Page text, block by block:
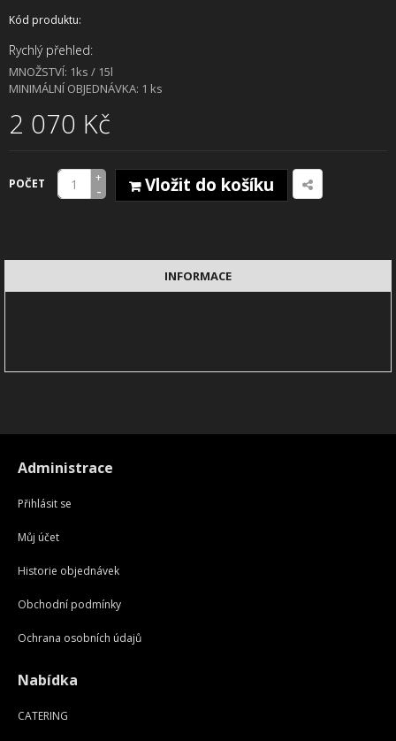
Kód produktu:
Rychlý přehled:
MNOŽSTVÍ: 1ks / 15l
MINIMÁLNÍ OBJEDNÁVKA: 1 ks
2 070 Kč
POČET +
- Vložit do košíku
INFORMACE
Administrace
Přihlásit se
Můj účet
Historie objednávek
Obchodní podmínky
Ochrana osobních údajů
Nabídka
CATERING